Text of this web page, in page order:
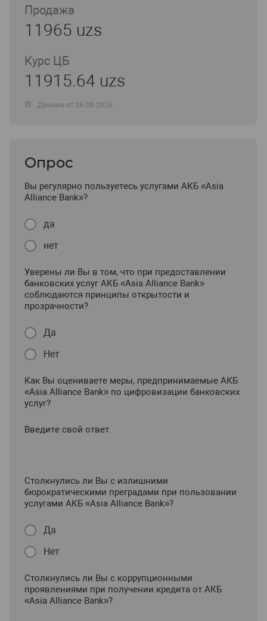
Продажа
11965 uzs
Курс ЦБ
11915.64 uzs
Данные от 06.08.2026
Опрос
Вы регулярно пользуетесь услугами АКБ «Asia
Alliance Bank»?
да
нет
Уверены ли Вы в том, что при предоставлении
банковских услуг АКБ «Asia Alliance Bank»
соблюдаются принципы открытости и
прозрачности?
Да
Нет
Как Вы оцениваете меры, предпринимаемые АКБ
«Asia Alliance Bank» по цифровизации банковских
услуг?
Введите свой ответ
Столкнулись ли Вы с излишними
бюрократическими преградами при пользовании
услугами АКБ «Asia Alliance Bank»?
Да
Нет
Столкнулись ли Вы с коррупционными
проявлениями при получении кредита от АКБ
«Asia Alliance Bank»?